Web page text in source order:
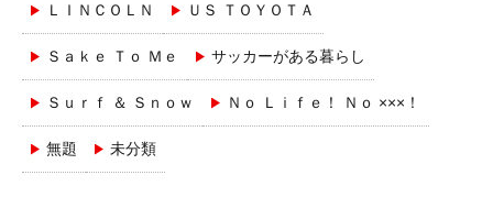
ＬＩＮＣＯＬＮ ＵＳ ＴＯＹＯＴＡ
Ｓａｋｅ Ｔｏ Ｍｅ サッカーがある暮らし
Ｓｕｒｆ ＆ Ｓｎｏｗ Ｎｏ Ｌｉｆｅ！ Ｎｏ ×××！
無題 未分類